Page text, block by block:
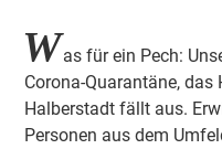
Was für ein Pech:
Corona-Quarantäne,
Halberstadt fällt aus.
Personen aus dem